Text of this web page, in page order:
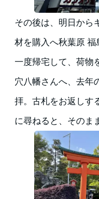
その後は、明日から
材を購入へ秋葉原 福
一度帰宅して、荷物
穴八幡さんへ、去年
拝。古札をお返しす
に尋ねると、そのま